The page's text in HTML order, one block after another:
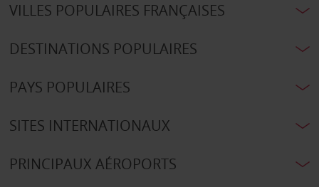
VILLES POPULAIRES FRANÇAISES
DESTINATIONS POPULAIRES
PAYS POPULAIRES
SITES INTERNATIONAUX
PRINCIPAUX AÉROPORTS